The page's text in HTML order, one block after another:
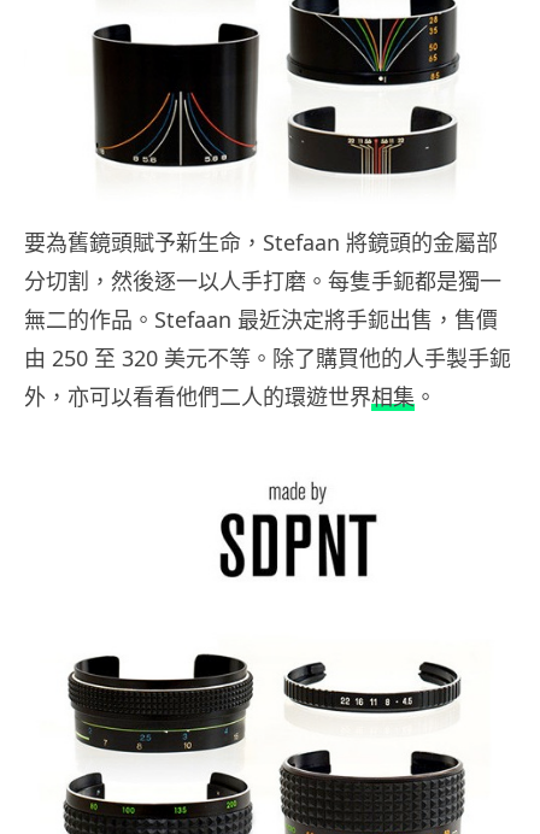
要為舊鏡頭賦予新生命，Stefaan 將鏡頭的金屬部
分切割，然後逐一以人手打磨。每隻手鈪都是獨一
無二的作品。Stefaan 最近決定將手鈪出售，售價
由 250 至 320 美元不等。除了購買他的人手製手鈪
外，亦可以看看他們二人的環遊世界相集 。